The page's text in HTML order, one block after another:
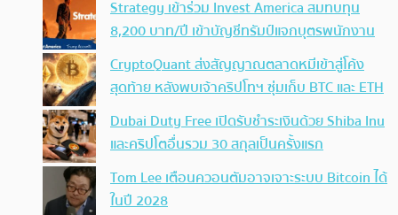
Strategy เข้าร่วม Invest America สมทบทุน
8,200 บาท/ปี เข้าบัญชีทรัมป์แจกบุตรพนักงาน
CryptoQuant ส่งสัญญาณตลาดหมีเข้าสู่โค้ง
สุดท้าย หลังพบเจ้าคริปโทฯ ซุ่มเก็บ BTC และ ETH
Dubai Duty Free เปิดรับชำระเงินด้วย Shiba Inu
และคริปโตอื่นรวม 30 สกุลเป็นครั้งแรก
Tom Lee เตือนควอนตัมอาจเจาะระบบ Bitcoin ได้
ในปี 2028